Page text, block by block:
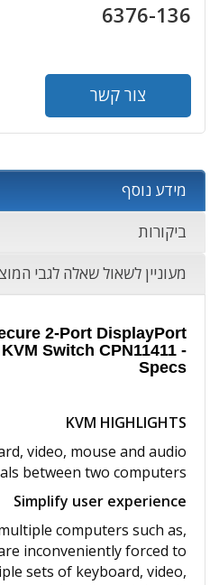
6376-136
צור קשר
מידע נוסף
ביקורות
מעוניין לשאול שאלה לגבי
2-Port DisplayPort
Switch CPN11411 -
Specs
KVM HIGHLIGHTS
video, mouse and audio
between two computers.
Simplify user experience
computers such as,
inconveniently forced to
sets of keyboard, video,